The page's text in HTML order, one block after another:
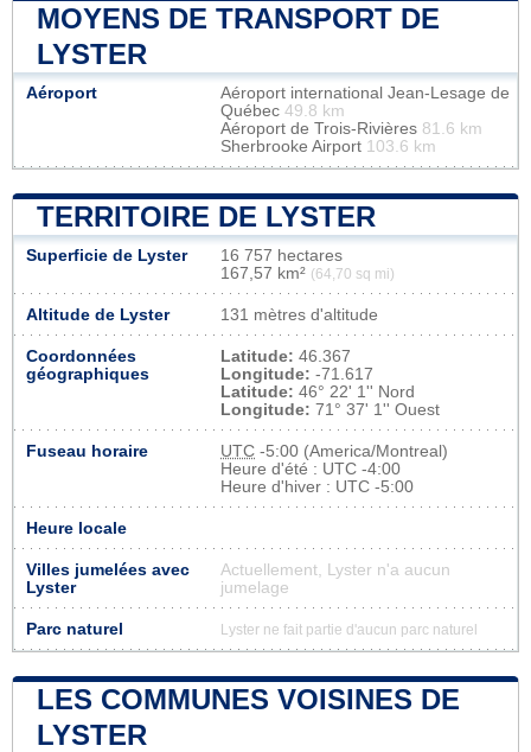
MOYENS DE TRANSPORT DE
LYSTER
Aéroport
Aéroport international Jean-Lesage de
Québec 49.8 km
Aéroport de Trois-Rivières 81.6 km
Sherbrooke Airport 103.6 km
TERRITOIRE DE LYSTER
Superficie de Lyster
16 757 hectares
167,57 km² (64,70 sq mi)
Altitude de Lyster 131 mètres d'altitude
Coordonnées
géographiques
Latitude: 46.367
Longitude: -71.617
Latitude: 46° 22' 1'' Nord
Longitude: 71° 37' 1'' Ouest
Fuseau horaire UTC -5:00 (America/Montreal)
Heure d'été : UTC -4:00
Heure d'hiver : UTC -5:00
Heure locale
Villes jumelées avec
Lyster
Actuellement, Lyster n'a aucun
jumelage
Parc naturel Lyster ne fait partie d'aucun parc naturel
LES COMMUNES VOISINES DE
LYSTER